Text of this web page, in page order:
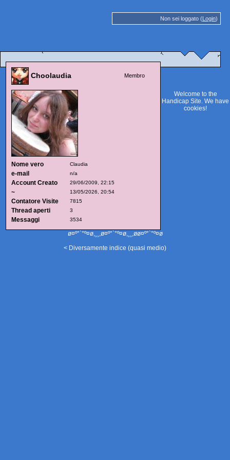
Non sei loggato (Login)
Choolaudia Membro
Nome vero Claudia
e-mail n/a
Account Creato 29/06/2009, 22:15
~ 13/05/2026, 20:54
Contatore Visite 7815
Thread aperti 3
Messaggi 3534
Welcome to the
Handicap Site. We have
cookies!
ø¤º°`°º¤ø,¸¸,ø¤º°`°º¤ø,¸¸,øø¤º°`°º¤ø
< Diversamente indice (quasi medio)